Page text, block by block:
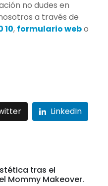
no dudes en
a través de
10, formulario webo
LinkedIn
tras el
Mommy Makeover.